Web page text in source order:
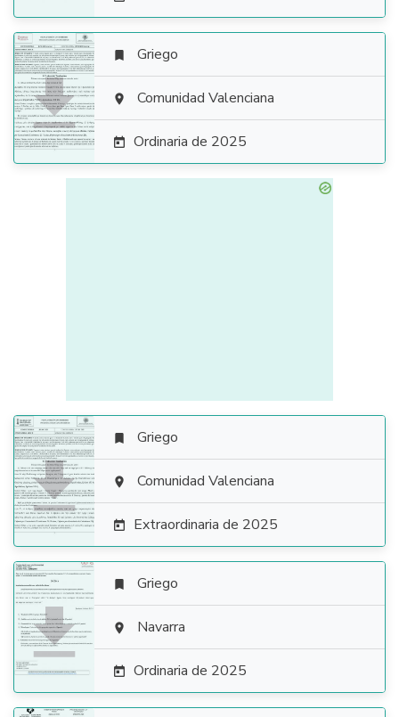

 Griego
 Comunidad Valenciana
 Ordinaria de 2025

 Griego
 Comunidad Valenciana
 Extraordinaria de 2025

 Griego
 Navarra
 Ordinaria de 2025